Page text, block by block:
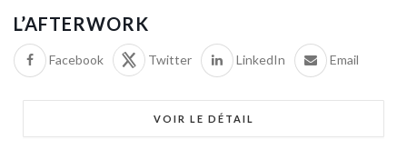
L’AFTERWORK
Facebook Twitter LinkedIn Email
VOIR LE DÉTAIL